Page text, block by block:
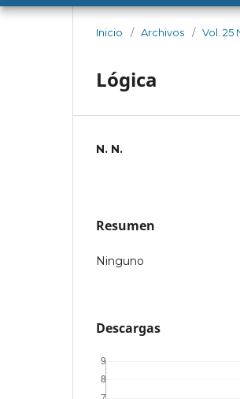
Inicio / Archivos / Vol. 25
Lógica
N. N.
Resumen
Ninguno
Descargas